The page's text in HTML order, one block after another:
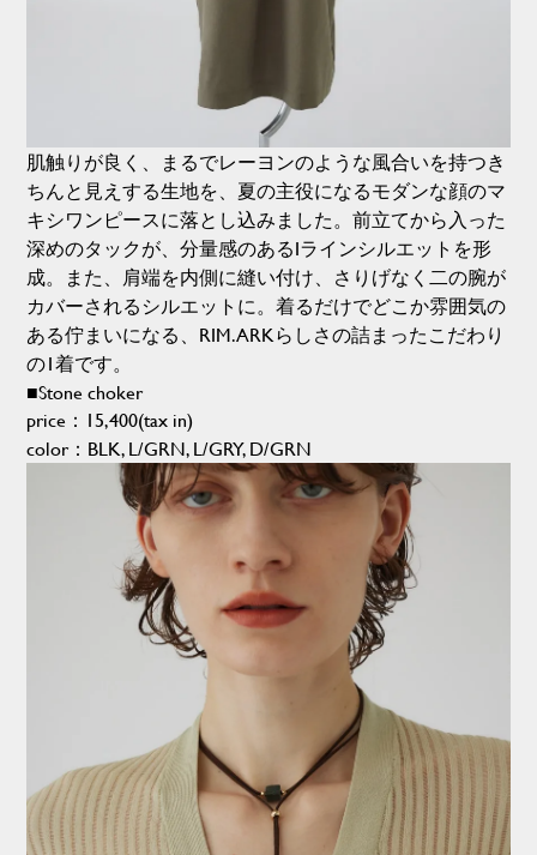
肌触りが良く、まるでレーヨンのような風合いを持つき
ちんと見えする生地を、夏の主役になるモダンな顔のマ
キシワンピースに落とし込みました。前立てから入った
深めのタックが、分量感のあるIラインシルエットを形
成。また、肩端を内側に縫い付け、さりげなく二の腕が
カバーされるシルエットに。着るだけでどこか雰囲気の
ある佇まいになる、RIM.ARKらしさの詰まったこだわり
の1着です。
■Stone choker
price：15,400(tax in)
color：BLK, L/GRN, L/GRY, D/GRN